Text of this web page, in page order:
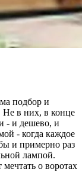
подбор и
Не в них, в конце
- и дешево, и
- когда каждое
и примерно раз
лампой.
о воротах